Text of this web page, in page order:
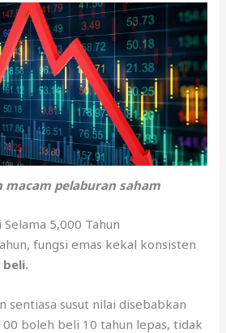
macam pelaburan saham
Selama 5,000 Tahun
fungsi emas kekal konsisten
beli.
sentiasa susut nilai disebabkan
boleh beli 10 tahun lepas, tidak